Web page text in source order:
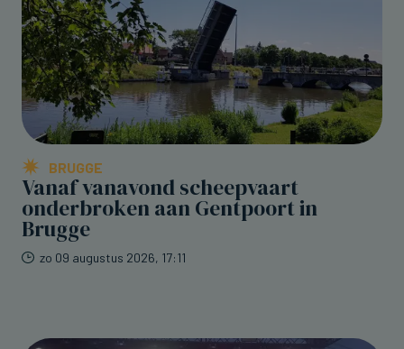
BRUGGE
Vanaf vanavond scheepvaart
onderbroken aan Gentpoort in
Brugge
zo 09 augustus 2026, 17:11